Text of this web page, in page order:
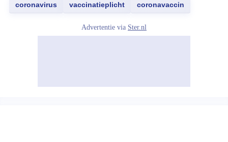
coronavirus
vaccinatieplicht coronavaccin
Advertentie via Ster.nl